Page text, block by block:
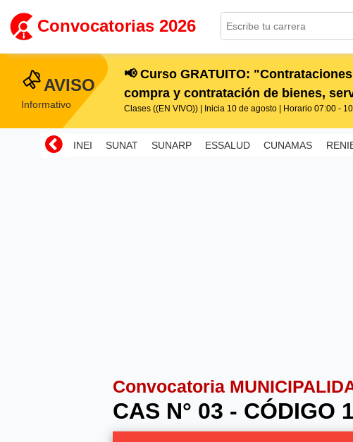
Convocatorias 2026
AVISO
Informativo
📢 Curso GRATUITO:
compra y contratación de bienes,
Clases ((EN VIVO)) | Inicia 10 de agosto | Horario 07:00 -
INEI SUNAT SUNARP ESSALUD CUNAMAS
Convocatoria
CAS N° 03 - CÓDIGO